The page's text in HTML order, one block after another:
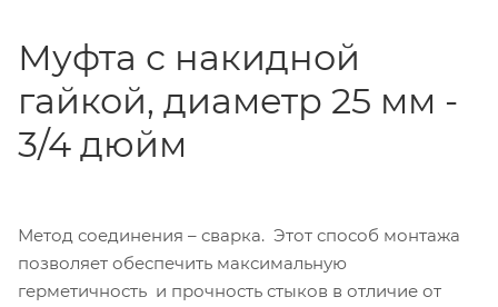
Муфта с накидной
гайкой, диаметр 25 мм -
3/4 дюйм
Метод соединения – сварка. Этот способ монтажа
позволяет обеспечить максимальную
герметичность и прочность стыков в отличие от